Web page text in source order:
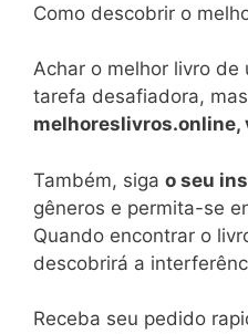
Como descobrir o
Achar o melhor livro de
tarefa desafiadora,
melhoreslivros.online,
Também, siga o seu
gêneros e permita-se
Quando encontrar o
descobrirá a
Receba seu pedido